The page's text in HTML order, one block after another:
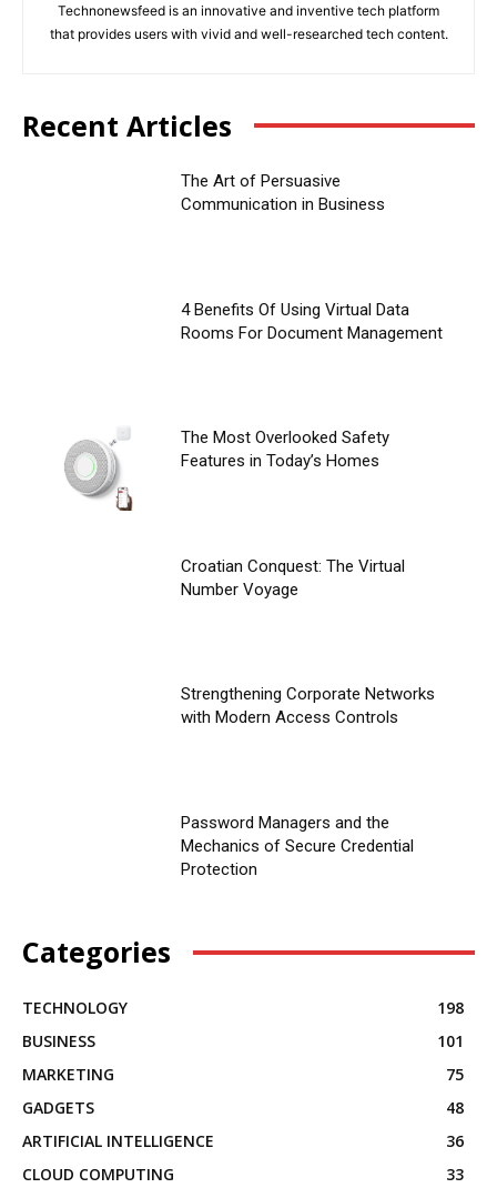
Technonewsfeed is an innovative and inventive tech platform
that provides users with vivid and well-researched tech content.
Recent Articles
The Art of Persuasive
Communication in Business
4 Benefits Of Using Virtual Data
Rooms For Document Management
The Most Overlooked Safety
Features in Today’s Homes
Croatian Conquest: The Virtual
Number Voyage
Strengthening Corporate Networks
with Modern Access Controls
Password Managers and the
Mechanics of Secure Credential
Protection
Categories
TECHNOLOGY
198
BUSINESS
101
MARKETING
75
GADGETS
48
ARTIFICIAL INTELLIGENCE
36
CLOUD COMPUTING
33